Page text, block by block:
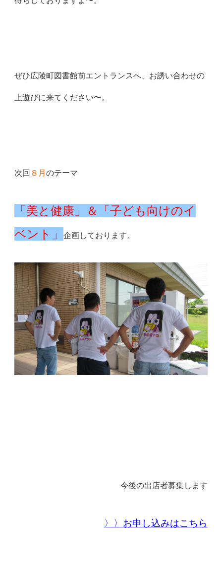
ぜひ広陵町図書館前エントランスへ、お誘い合わせの
上遊びに来てください〜。
次回 ８月のテーマ
「美と健康」＆「子ども向けのイ
ベント」企画しております。
今後の出店者募集します
〉〉お申し込みはこちら